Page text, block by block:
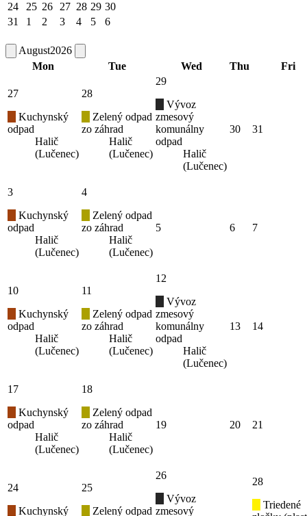
24
25 26 27 28 29 30
31
1 2 3 4 5 6
August2026
Mon
Tue Wed Thu Fri
27
Kuchynský
odpad
Halič
(Lučenec)
28
Zelený odpad
zo záhrad
Halič
(Lučenec)
29
Vývoz
zmesový
komunálny
odpad
Halič
(Lučenec)
30 31
3
Kuchynský
odpad
Halič
(Lučenec)
4
Zelený odpad
zo záhrad
Halič
(Lučenec)
5 6 7
10
Kuchynský
odpad
Halič
(Lučenec)
11
Zelený odpad
zo záhrad
Halič
(Lučenec)
12
Vývoz
zmesový
komunálny
odpad
Halič
(Lučenec)
13 14
17
Kuchynský
odpad
Halič
(Lučenec)
18
Zelený odpad
zo záhrad
Halič
(Lučenec)
19 20 21
24
Kuchynský
25
Zelený odpad
26
Vývoz
zmesový
28
Triedené